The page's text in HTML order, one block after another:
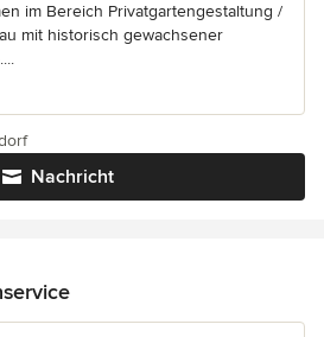
im Bereich Privatgartengestaltung /
mit historisch gewachsener
Nachricht